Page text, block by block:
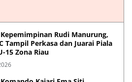
Rudi Manurung,
Tampil Perkasa dan Juarai Piala
15 Zona Riau